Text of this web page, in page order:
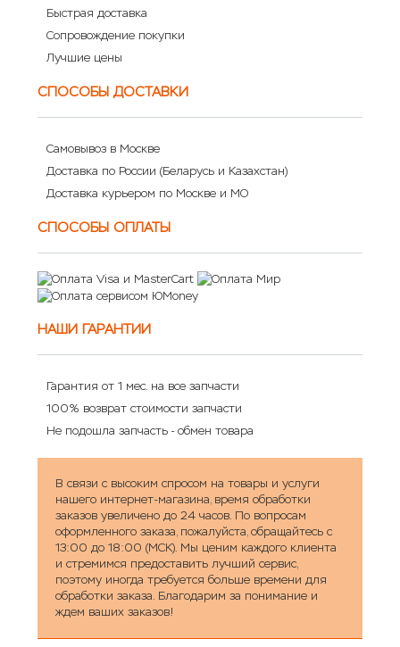
Быстрая доставка
Сопровождение покупки
Лучшие цены
СПОСОБЫ ДОСТАВКИ
Самовывоз в Москве
Доставка по России (Беларусь и Казахстан)
Доставка курьером по Москве и МО
СПОСОБЫ ОПЛАТЫ
НАШИ ГАРАНТИИ
Гарантия от 1 мес. на все запчасти
100% возврат стоимости запчасти
Не подошла запчасть - обмен товара
В связи с высоким спросом на товары и услуги
нашего интернет-магазина, время обработки
заказов увеличено до 24 часов. По вопросам
оформленного заказа, пожалуйста, обращайтесь с
13:00 до 18:00 (МСК). Мы ценим каждого клиента
и стремимся предоставить лучший сервис,
поэтому иногда требуется больше времени для
обработки заказа. Благодарим за понимание и
ждем ваших заказов!